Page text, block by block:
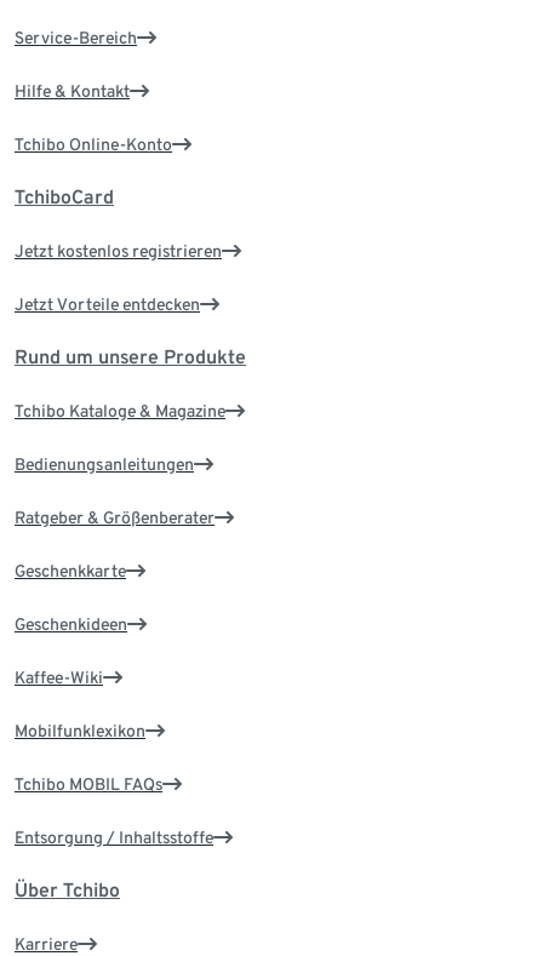
Service-Bereich
Hilfe & Kontakt
Tchibo Online-Konto
TchiboCard
Jetzt kostenlos registrieren
Jetzt Vorteile entdecken
Rund um unsere Produkte
Tchibo Kataloge & Magazine
Bedienungsanleitungen
Ratgeber & Größenberater
Geschenkkarte
Geschenkideen
Kaffee-Wiki
Mobilfunklexikon
Tchibo MOBIL FAQs
Entsorgung / Inhaltsstoffe
Über Tchibo
Karriere